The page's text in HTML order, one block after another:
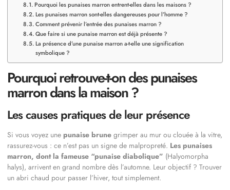
Pourquoi les punaises marron entrent-elles dans les maisons ?
Les punaises marron sont-elles dangereuses pour l’homme ?
Comment prévenir l’entrée des punaises marron ?
Que faire si une punaise marron est déjà présente ?
La présence d’une punaise marron a-t-elle une signification
symbolique ?
Pourquoi retrouve-t-on des punaises
marron dans la maison ?
Les causes pratiques de leur présence
Si vous voyez une punaise brune grimper au mur ou clouée à la vitre,
rassurez-vous : ce n’est pas un signe de malpropreté. Les punaises
marron, dont la fameuse “punaise diabolique” (Halyomorpha
halys), arrivent en grand nombre dès l’automne. Leur objectif ? Trouver
un abri chaud pour passer l’hiver, tout simplement.